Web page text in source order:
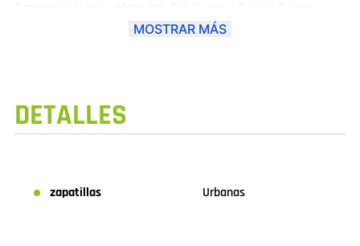
gruesa y resistente - Plantilla: Acolchada para mayor
botines importadas pueden ofrecer."
MOSTRAR MÁS
DETALLES
zapatillas Urbanas